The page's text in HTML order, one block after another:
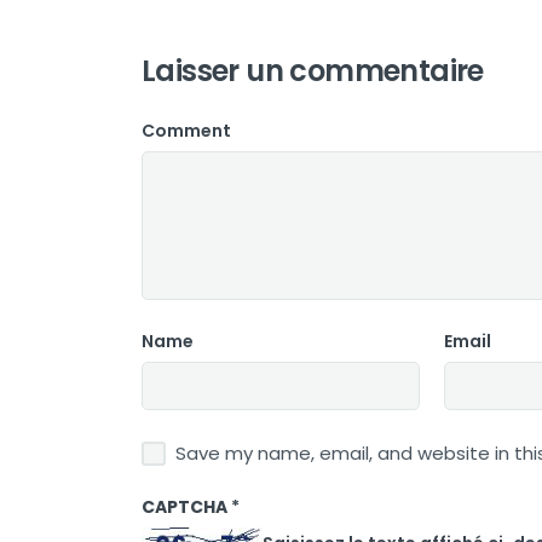
Laisser un commentaire
Comment
Name Email
Save my name, email, and website in
CAPTCHA *